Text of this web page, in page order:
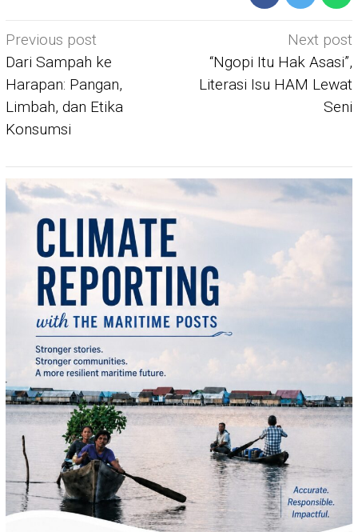
Post
navigation
Previous post
Dari Sampah ke
Harapan: Pangan,
Limbah, dan Etika
Konsumsi
Next post
“Ngopi Itu Hak Asasi”,
Literasi Isu HAM Lewat
Seni